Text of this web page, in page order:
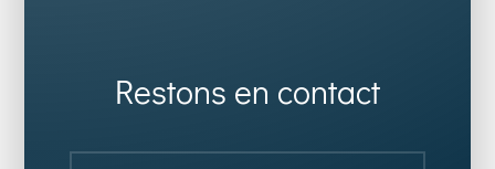
Restons en contact